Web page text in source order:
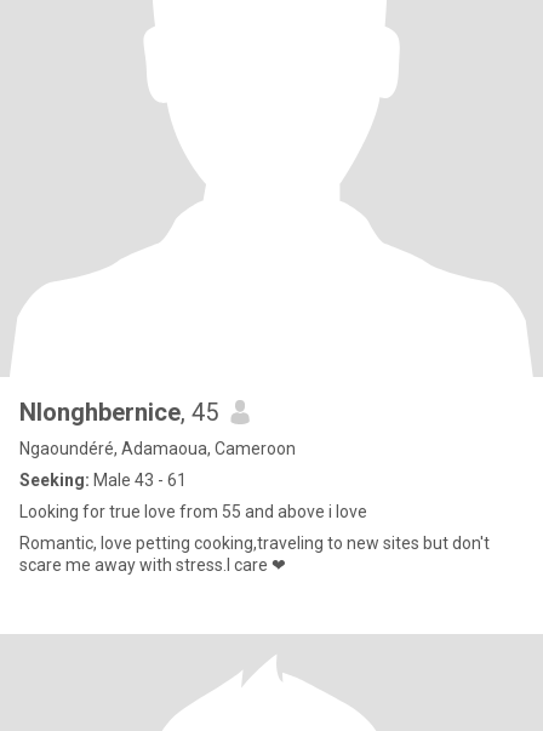
Nlonghbernice, 45
Ngaoundéré, Adamaoua, Cameroon
Seeking: Male 43 - 61
Looking for true love from 55 and above i love
Romantic, love petting cooking,traveling to new sites but don't
scare me away with stress.I care ❤